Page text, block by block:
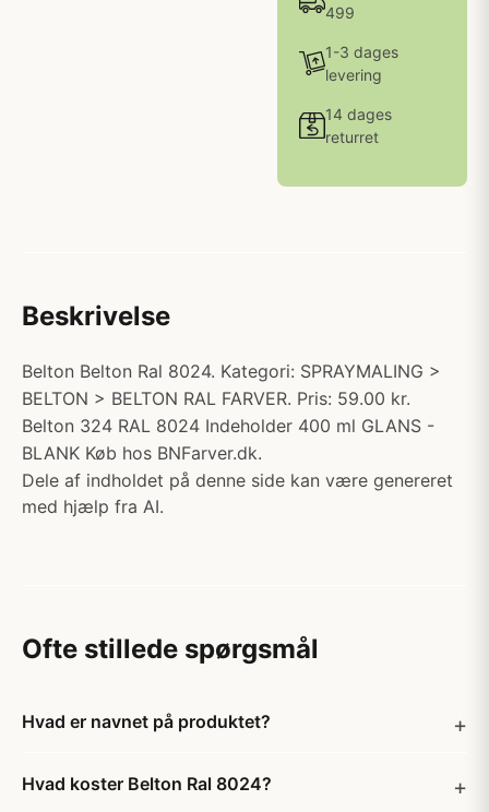
499
1-3 dages
levering
14 dages
returret
Beskrivelse
Belton Belton Ral 8024. Kategori: SPRAYMALING >
BELTON > BELTON RAL FARVER. Pris: 59.00 kr.
Belton 324 RAL 8024 Indeholder 400 ml GLANS -
BLANK Køb hos BNFarver.dk.
Dele af indholdet på denne side kan være genereret
med hjælp fra AI.
Ofte stillede spørgsmål
Hvad er navnet på produktet?
Hvad koster Belton Ral 8024?